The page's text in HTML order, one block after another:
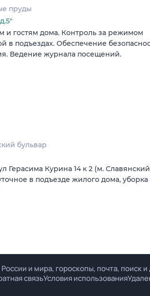
пруды
гостям дома. Контроль за режимом
в подъездах. Обеспечение
Ведение журнала посещений.
бульвар
Герасима Курина 14 к 2 (м. Славянский
в подъезде жилого дома, уборка
и мира, гороскопы, почта, поиск
связьУсловия использования